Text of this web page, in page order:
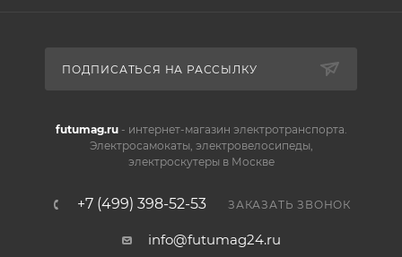
ПОДПИСАТЬСЯ НА РАССЫЛКУ
futumag.ru- интернет-магазин электротранспорта.
Электросамокаты, электровелосипеды,
электроскутеры в Москве
+7 (499) 398-52-53 ЗАКАЗАТЬ ЗВОНОК
info@futumag24.ru